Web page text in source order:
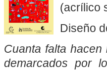
(acrílico
Diseño
Cuanta falta
demarcados por